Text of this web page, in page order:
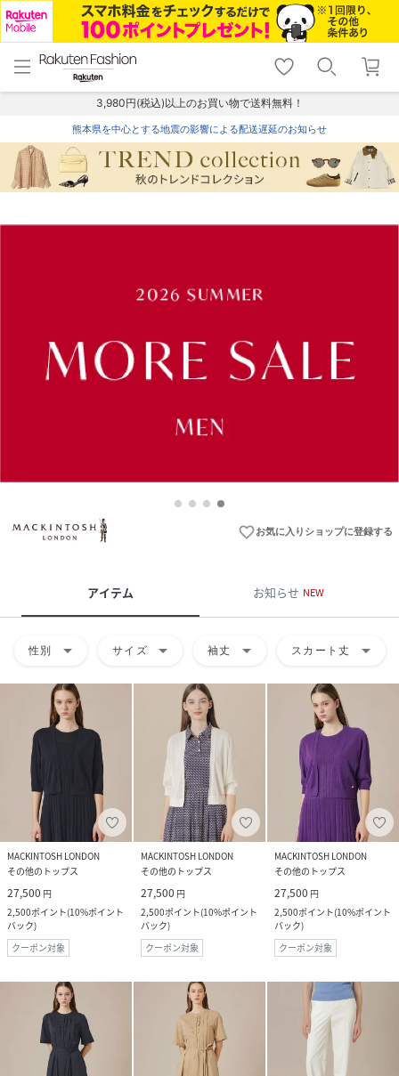
menu home
トップ
shopping_cart lock_outline
ログイン
3,980円(税込)以上のお買い物で送料無料！
熊本県を中心とする地震の影響による配送遅延のお知らせ
favorite_borderお気に入りショップに登録する
アイテム お知らせ NEW
性別 arrow_drop_down サイズ arrow_drop_down 袖丈 arrow_drop_down スカート丈 arrow_drop_down
MACKINTOSH LONDON
その他のトップス
27,500 円
2,500ポイント(10%ポイント
バック)
クーポン対象
MACKINTOSH LONDON
その他のトップス
27,500 円
2,500ポイント(10%ポイント
バック)
クーポン対象
MACKINTOSH LONDON
その他のトップス
27,500 円
2,500ポイント(10%ポイント
バック)
クーポン対象